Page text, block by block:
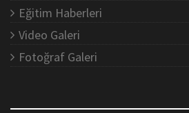
Eğitim Haberleri
Video Galeri
Fotoğraf Galeri